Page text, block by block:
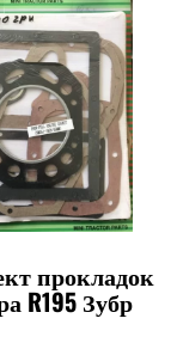
прокладок
R195 Зубр